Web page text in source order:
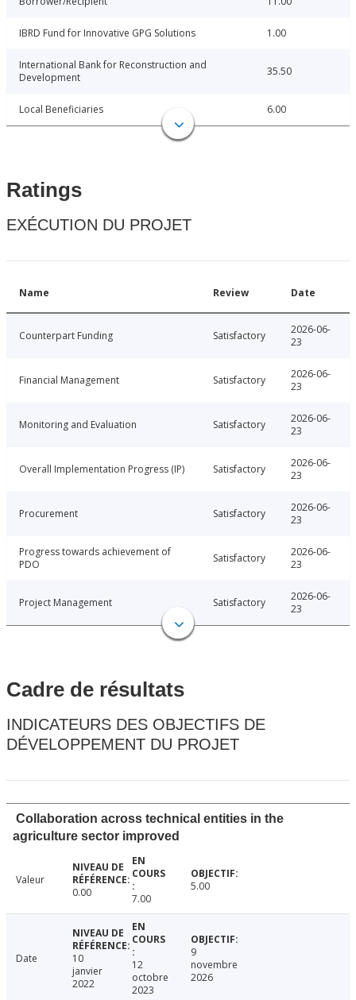
IBRD Fund for Innovative GPG Solutions 1.00
International Bank for Reconstruction and
Development
35.50
Local Beneficiaries 6.00
Ratings
EXÉCUTION DU PROJET
Name Review Date
Counterpart Funding Satisfactory
2026-06-
23
Financial Management Satisfactory
2026-06-
23
Monitoring and Evaluation Satisfactory
2026-06-
23
Overall Implementation Progress (IP) Satisfactory
2026-06-
23
Procurement Satisfactory
2026-06-
23
Progress towards achievement of
PDO
Satisfactory
2026-06-
23
Project Management Satisfactory
2026-06-
23
Cadre de résultats
INDICATEURS DES OBJECTIFS DE
DÉVELOPPEMENT DU PROJET
Collaboration across technical entities in the
agriculture sector improved
Valeur
0.00
7.00
5.00
Date
10
janvier
2022
12
octobre
2023
9
novembre
2026